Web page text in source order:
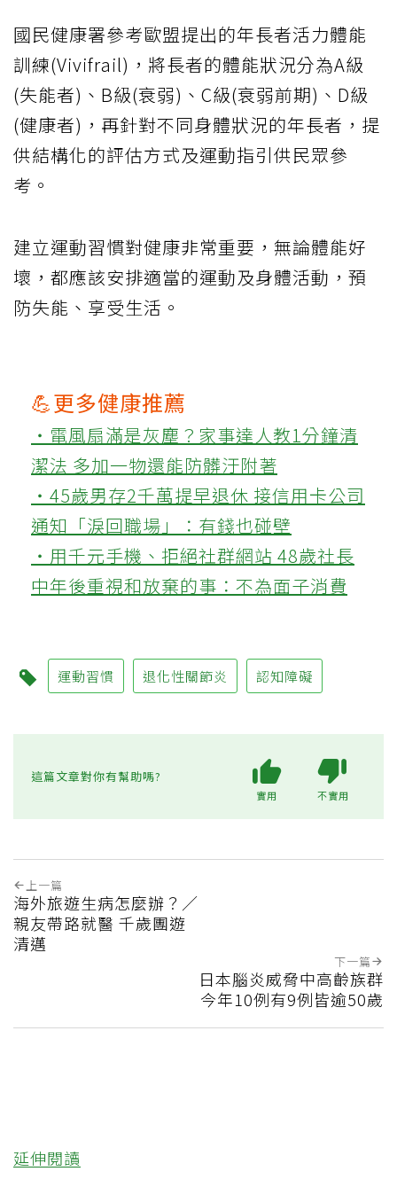
國民健康署參考歐盟提出的年長者活力體能
訓練(Vivifrail)，將長者的體能狀況分為A級
(失能者)、B級(衰弱)、C級(衰弱前期)、D級
(健康者)，再針對不同身體狀況的年長者，提
供結構化的評估方式及運動指引供民眾參
考。
建立運動習慣對健康非常重要，無論體能好
壞，都應該安排適當的運動及身體活動，預
防失能、享受生活。
💪更多健康推薦
‧電風扇滿是灰塵？家事達人教1分鐘清
潔法 多加一物還能防髒汙附著
‧45歲男存2千萬提早退休 接信用卡公司
通知「淚回職場」：有錢也碰壁
‧用千元手機、拒絕社群網站 48歲社長
中年後重視和放棄的事：不為面子消費
運動習慣 退化性關節炎 認知障礙
這篇文章對你有幫助嗎?
實用 不實用
上一篇
海外旅遊生病怎麼辦？／
親友帶路就醫 千歲團遊
清邁
下一篇
日本腦炎威脅中高齡族群
今年10例有9例皆逾50歲
延伸閱讀